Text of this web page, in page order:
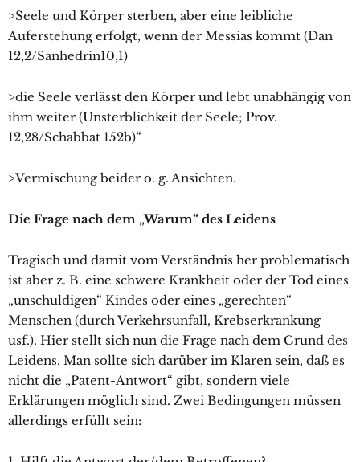
>Seele und Körper sterben, aber eine leibliche
Auferstehung erfolgt, wenn der Messias kommt (Dan
12,2/Sanhedrin10,1)
>die Seele verlässt den Körper und lebt unabhängig von
ihm weiter (Unsterblichkeit der Seele; Prov.
12,28/Schabbat 152b)“
>Vermischung beider o. g. Ansichten.
Die Frage nach dem „Warum“ des Leidens
Tragisch und damit vom Verständnis her problematisch
ist aber z. B. eine schwere Krankheit oder der Tod eines
„unschuldigen“ Kindes oder eines „gerechten“
Menschen (durch Verkehrsunfall, Krebserkrankung
usf.). Hier stellt sich nun die Frage nach dem Grund des
Leidens. Man sollte sich darüber im Klaren sein, daß es
nicht die „Patent-Antwort“ gibt, sondern viele
Erklärungen möglich sind. Zwei Bedingungen müssen
allerdings erfüllt sein: